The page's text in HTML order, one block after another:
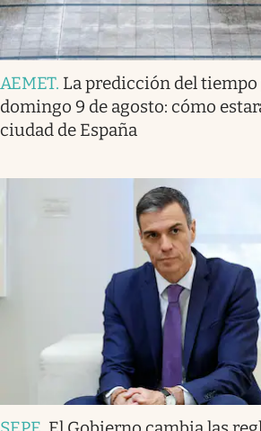
AEMET. La predicción del tiempo
domingo 9 de agosto: cómo
ciudad de España